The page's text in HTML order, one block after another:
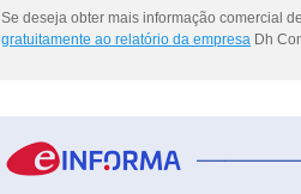
Se deseja obter mais informação comercial
gratuitamente ao relatório da empresa Dh